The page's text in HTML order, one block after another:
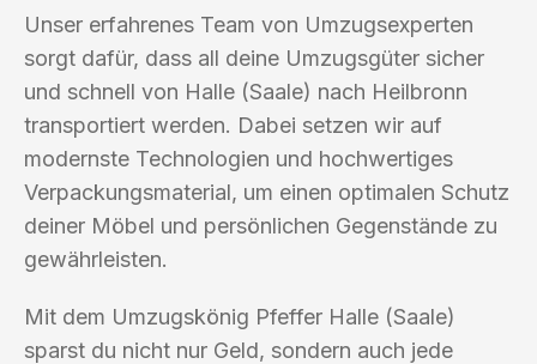
Unser erfahrenes Team von Umzugsexperten
sorgt dafür, dass all deine Umzugsgüter sicher
und schnell von Halle (Saale) nach Heilbronn
transportiert werden. Dabei setzen wir auf
modernste Technologien und hochwertiges
Verpackungsmaterial, um einen optimalen Schutz
deiner Möbel und persönlichen Gegenstände zu
gewährleisten.
Mit dem Umzugskönig Pfeffer Halle (Saale)
sparst du nicht nur Geld, sondern auch jede